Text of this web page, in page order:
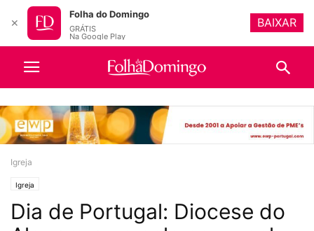
Igreja
Igreja
Dia de Portugal: Diocese do
✕
Folha do Domingo
GRÁTIS
Na Google Play
BAIXAR